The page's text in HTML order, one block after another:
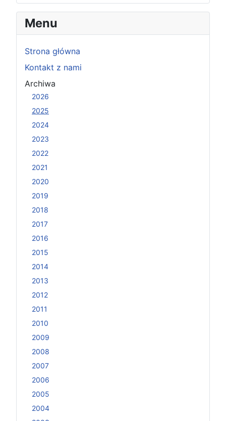
Menu
Strona główna
Kontakt z nami
Archiwa
2026
2025
2024
2023
2022
2021
2020
2019
2018
2017
2016
2015
2014
2013
2012
2011
2010
2009
2008
2007
2006
2005
2004